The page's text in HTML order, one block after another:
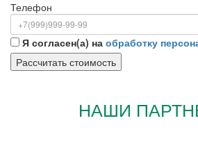
Телефон
Я согласен(а) на обработку
НАШИ